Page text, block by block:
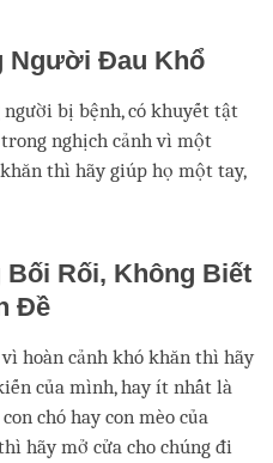
Người Đau Khổ
người bị bệnh, có khuyết tật
nghịch cảnh vì một
thì hãy giúp họ một tay,
Rối, Không Biết
Đề
hoàn cảnh khó khăn thì hãy
của mình, hay ít nhất là
chó hay con mèo của
hãy mở cửa cho chúng đi